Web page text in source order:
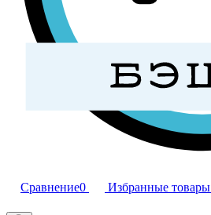
Сравнение0 Избранные товары